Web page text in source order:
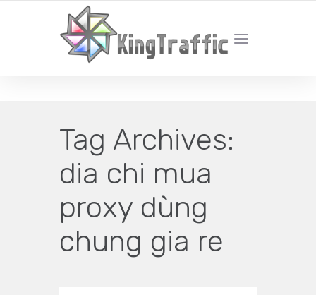
YOUR LOCAL DIGITAL MARKETING AGENCY
Tag Archives:
dia chi mua
proxy dùng
chung gia re